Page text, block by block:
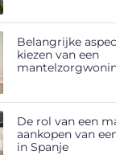
Belangrijke
kiezen van een
De rol van een
aankopen van
in Spanje